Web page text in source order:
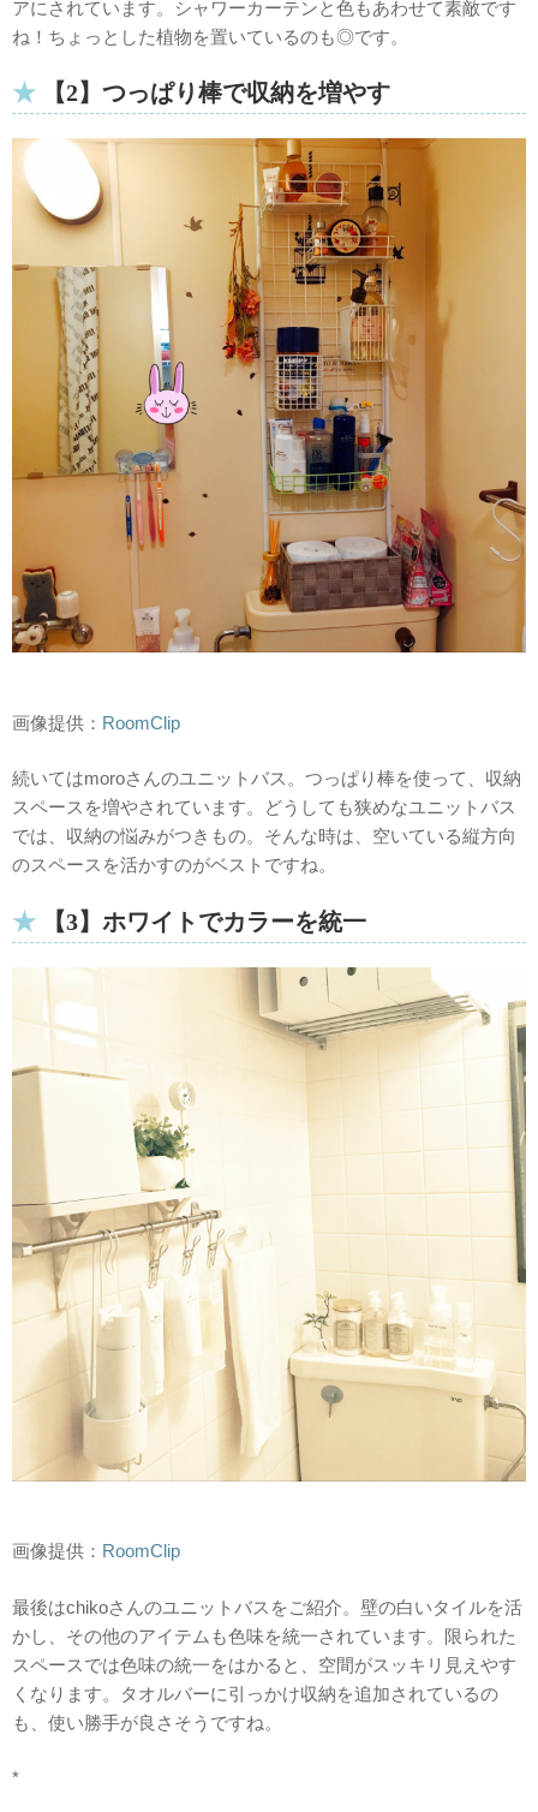
アにされています。シャワーカーテンと色もあわせて素敵です
ね！ちょっとした植物を置いているのも◎です。
【2】つっぱり棒で収納を増やす
画像提供： RoomClip
続いてはmoroさんのユニットバス。つっぱり棒を使って、収納
スペースを増やされています。どうしても狭めなユニットバス
では、収納の悩みがつきもの。そんな時は、空いている縦方向
のスペースを活かすのがベストですね。
【3】ホワイトでカラーを統一
画像提供： RoomClip
最後はchikoさんのユニットバスをご紹介。壁の白いタイルを活
かし、その他のアイテムも色味を統一されています。限られた
スペースでは色味の統一をはかると、空間がスッキリ見えやす
くなります。タオルバーに引っかけ収納を追加されているの
も、使い勝手が良さそうですね。
*